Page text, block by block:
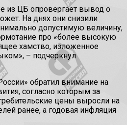
из ЦБ опровергает вывод о
На днях они снизили
допустимую величину,
про «более высокую
хамство, изложенное
– подчеркнул
обратил внимание на
согласно которым за
цены выросли на
ранее, а годовая инфляция